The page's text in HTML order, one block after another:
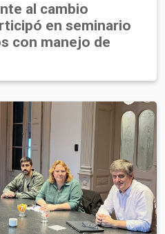
al cambio
en seminario
con manejo de